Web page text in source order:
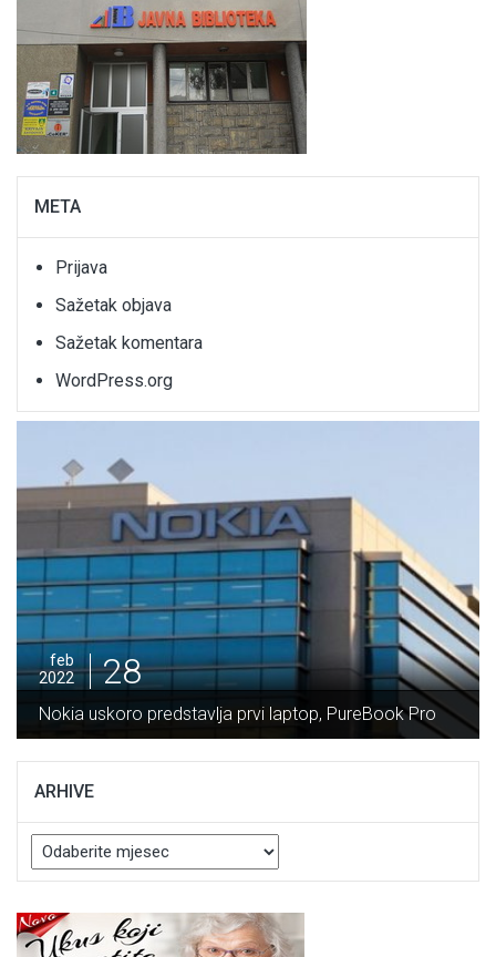
META
Prijava
Sažetak objava
Sažetak komentara
WordPress.org
feb
2022
28
Nokia uskoro predstavlja prvi laptop, PureBook Pro
ARHIVE
Arhive